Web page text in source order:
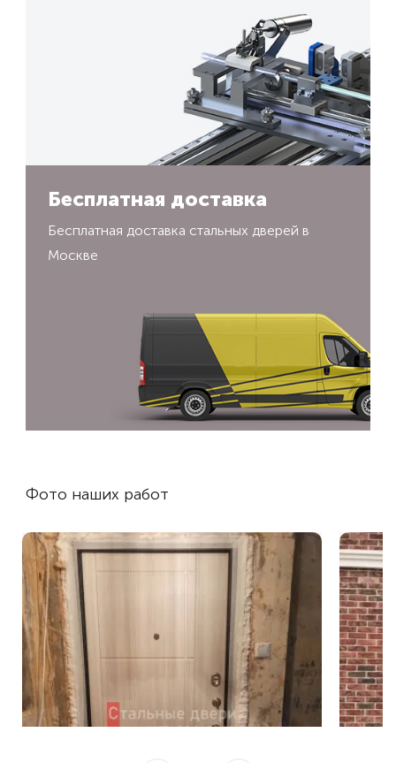
Бесплатная доставка
Бесплатная доставка стальных дверей в
Москве
Фото наших работ